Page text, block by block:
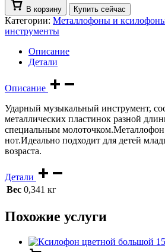
В корзину Купить сейчас
Категории: Металлофоны и
инструменты
Описание
Детали
Описание
Ударный музыкальный инструмент,
металлических пластинок разной
специальным
нот.Идеально подходит для детей
возраста.
Детали
Вес 0,341 кг
Похожие услуги